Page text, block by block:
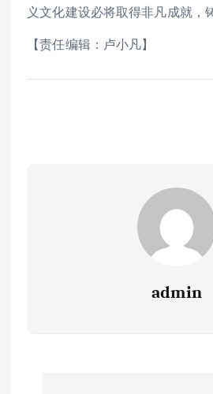
义文化建设必将取得非凡成就，
【责任编辑：卢小凡】
admin